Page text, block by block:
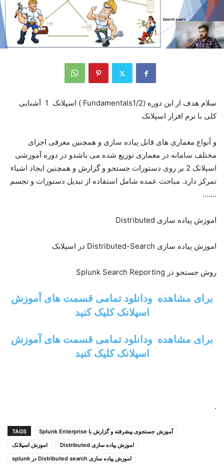
سلام هدف از این دوره (Fundamentals1/2 ) اسپلانک 1 آشنایی
کلی با نرم افزار اسپلانک
و أنواع معماری های قابل پیاده سازی و همچنین معرفی اجزای
مختلف سامانه در معماری توزیع شده می باشدو در دوره آموزشی
اسپلانک 2 بر روی دستورات جستجو و گزارش و همچنین ایجاد اشیاء
تمرکز دارد. مباحث عمده شامل استفاده از تبدیل دستورات و تجسم
…….
اموزش پیاده سازی Distributed
اموزش پیاده سازی Distributed-Search در اسپلانک
روش جستجو در Splunk Search Reporting
برای مشاهده ودانلود تمامی قسمت های آموزش
اسپلانک کلیک کنید
برای مشاهده ودانلود تمامی قسمت های آموزش
اسپلانک کلیک کنید
.
TAGS
آموزش جستجوی پیشرفته و گزارش با Splunk Enterprise
اموزش اسپلانک
اموزش پیاده سازی Distributed
اموزش پیاده سازی Distributed search در splunk